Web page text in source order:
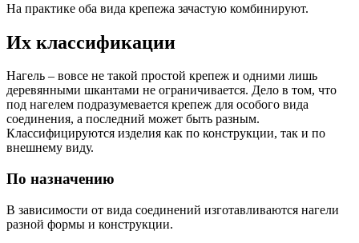
На практике оба вида крепежа зачастую комбинируют.
Их классификации
Нагель – вовсе не такой простой крепеж и одними лишь
деревянными шкантами не ограничивается. Дело в том, что
под нагелем подразумевается крепеж для особого вида
соединения, а последний может быть разным.
Классифицируются изделия как по конструкции, так и по
внешнему виду.
По назначению
В зависимости от вида соединений изготавливаются нагели
разной формы и конструкции.